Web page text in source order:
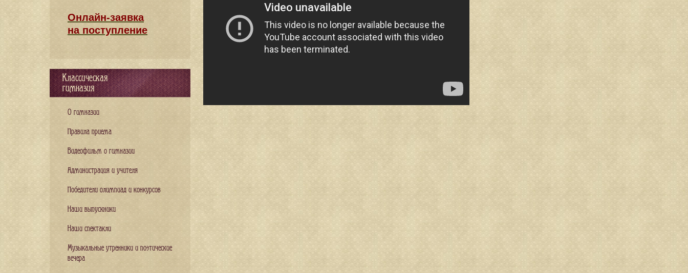
Онлайн-заявка
на поступление
Классическая
гимназия
О гимназии
Правила приема
Видеофильм о гимназии
Администрация и учителя
Победители олимпиад и конкурсов
Наши выпускники
Наши спектакли
Музыкальные утренники и поэтические
вечера